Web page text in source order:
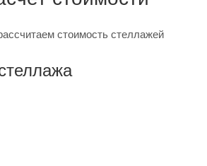
стоимость стеллажей